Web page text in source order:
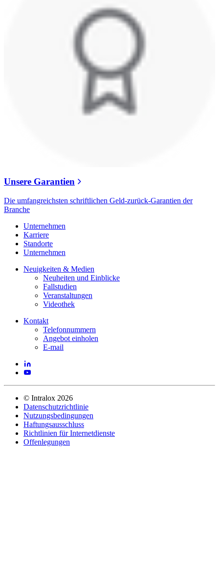
Unsere Garantien
Die umfangreichsten schriftlichen Geld-zurück-Garantien der
Branche
Unternehmen
Karriere
Standorte
Unternehmen
Neuigkeiten & Medien
Neuheiten und Einblicke
Fallstudien
Veranstaltungen
Videothek
Kontakt
Telefonnummern
Angebot einholen
E-mail
© Intralox 2026
Datenschutzrichtlinie
Nutzungsbedingungen
Haftungsausschluss
Richtlinien für Internetdienste
Offenlegungen